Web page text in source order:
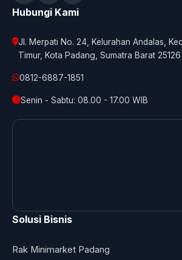
Hubungi Kami
Jl. Merpati No. 24, Kelurahan Andalas,
Timur, Kota Padang, Sumatra Barat 25126
0812-6887-1851
Senin - Sabtu: 08.00 - 17.00 WIB
Solusi Bisnis
Rak Minimarket Padang